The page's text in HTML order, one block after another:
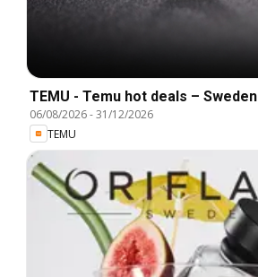
TEMU - Temu hot deals – Sweden
06/08/2026-31/12/2026
TEMU